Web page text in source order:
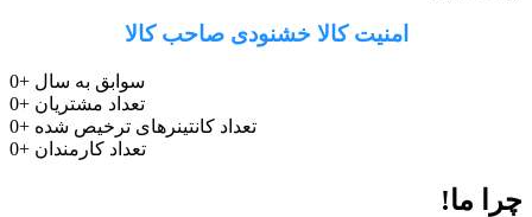
امنیت کالا خشنودی صاحب کالا
0+ سوابق به سال
0+ تعداد مشتریان
0+ تعداد کانتینرهای ترخیص شده
0+ تعداد کارمندان
چرا ما!